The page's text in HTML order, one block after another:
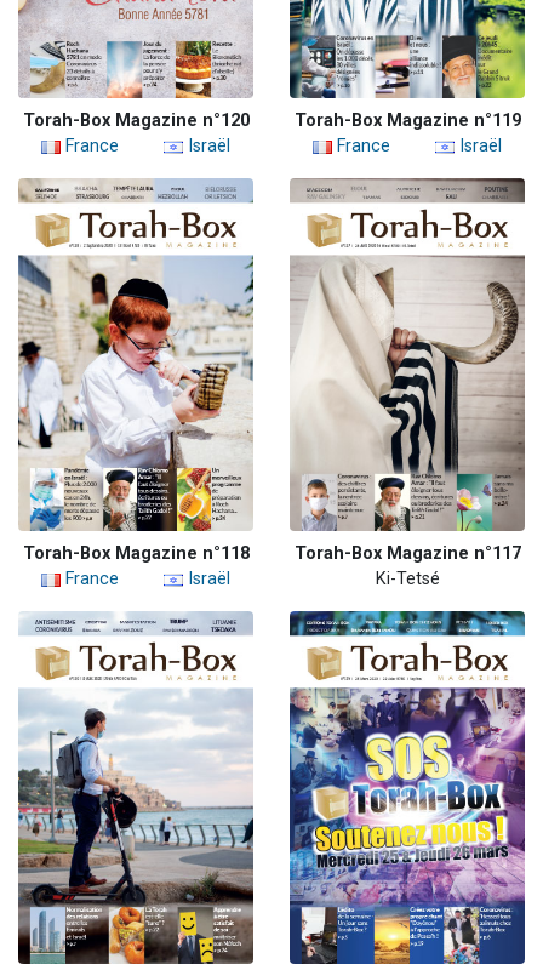
Torah-Box Magazine n°120
France
Israël
Torah-Box Magazine n°119
France
Israël
Torah-Box Magazine n°118
France
Israël
Torah-Box Magazine n°117
Ki-Tetsé